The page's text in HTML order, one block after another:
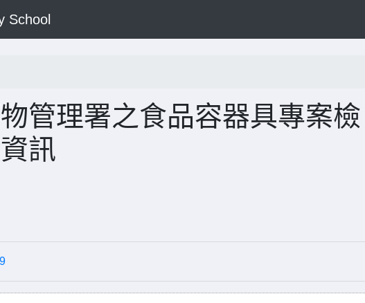
School
管理署之食品容器具專案檢
訊